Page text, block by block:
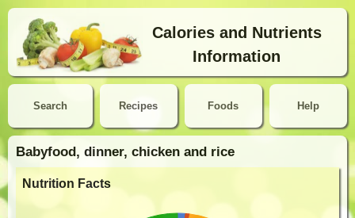
Calories and Nutrients
Information
Search Help
Recipes Foods
Babyfood, dinner, chicken and rice
Nutrition Facts